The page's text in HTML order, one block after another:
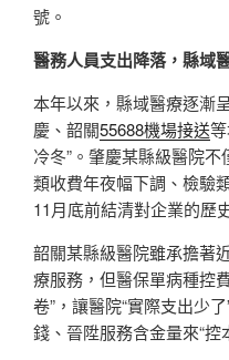
號。
醫務人員支出降落，縣域
本年以來，縣域醫療逐漸
慶、韶關55688機場接送
冷冬”。肇慶某縣級醫院
類收費年夜幅下調、檢驗
11月底前結清對企業的歷
韶關某縣級醫院雖承擔著
療服務，但醫保單病種控
卷”，讓醫院“實際支出少
錢、晉陞服務含金量來“控